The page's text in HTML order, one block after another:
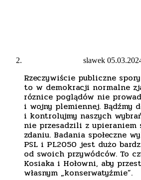
slawek
Rzeczywiście publiczne
to w demokracji normalne
róznice poglądów nie
i wojny plemiennej. Bądźmy
i kontrolujmy naszych
nie przesadzili z upieraniem
zdaniu. Badania społeczne
PSL i PL2050 jest dużo
od swoich przywódców. To
Kosiaka i Hołowni, aby
własnym „konserwatyźmie”.